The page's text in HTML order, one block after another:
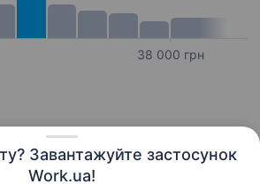
Завантажуйте застосунок
Work.ua!
38 000 грн